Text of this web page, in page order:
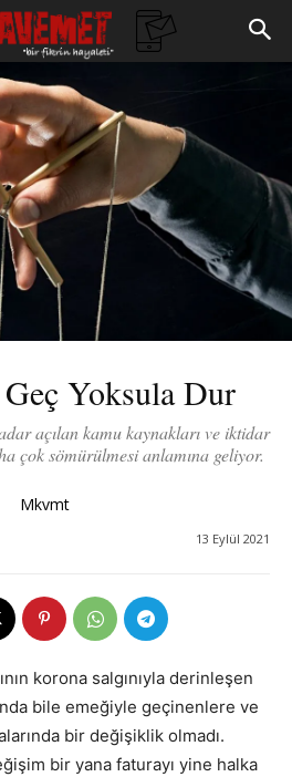
Geç Yoksula Dur
açılan kamu kaynakları ve iktidar
çok sömürülmesi anlamına geliyor.
Mkvmt
13 Eylül 2021
korona salgınıyla derinleşen
bile emeğiyle geçinenlere ve
bir değişiklik olmadı.
bir yana faturayı yine halka